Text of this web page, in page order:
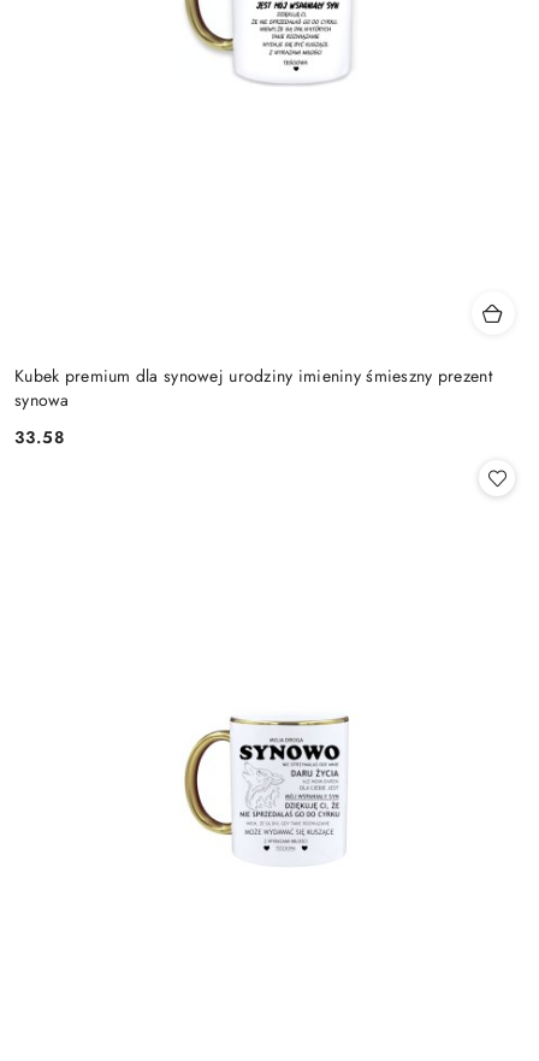
Kubek premium dla synowej urodziny imieniny śmieszny prezent
synowa
Cena:
33.58